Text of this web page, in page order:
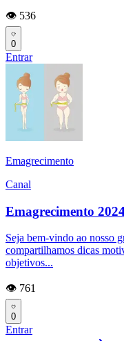
👁️ 536
0
Entrar
Emagrecimento
Canal
Emagrecimento
Seja bem-vindo ao nosso
compartilhamos dicas
objetivos...
👁️ 761
0
Entrar